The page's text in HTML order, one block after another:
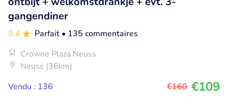
gangendiner
9.4 Parfait • 135 commentaires
Crowne Plaza Neuss
Neuss (36km)
Vendu : 136
€160 €109